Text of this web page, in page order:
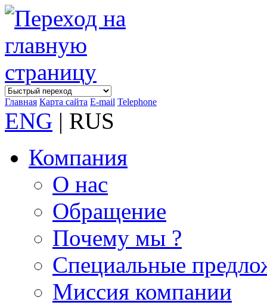
Главная Карта сайта E-mail Telephone
ENG | RUS
Компания
О нас
Обращение
Почему мы ?
Специальные
Миссия компании